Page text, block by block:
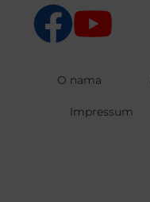
O nama
Impressum